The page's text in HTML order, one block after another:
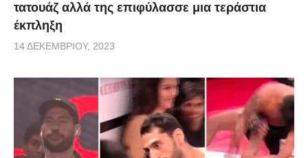
τατουάζ αλλά της επιφύλασσε μια τεράστια
έκπληξη
14 ΔΕΚΕΜΒΡΊΟΥ, 2023